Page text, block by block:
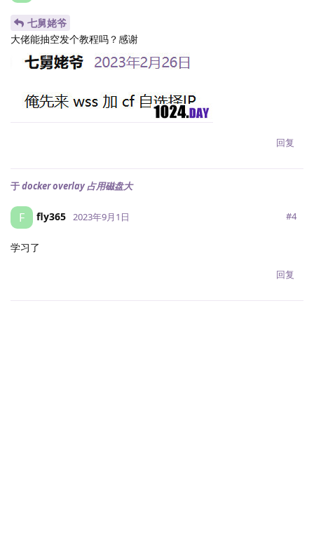
七舅姥爷
大佬能抽空发个教程吗？感谢
回复
于docker overlay 占用磁盘大
F fly365 2023年9月1日 #4
学习了
回复